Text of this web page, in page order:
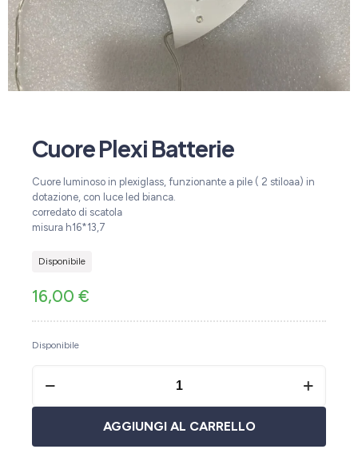
Cuore Plexi Batterie
Cuore luminoso in plexiglass, funzionante a pile ( 2 stiloaa) in
dotazione, con luce led bianca.
corredato di scatola
misura h16*13,7
Disponibile
16,00 €
Disponibile
AGGIUNGI AL CARRELLO